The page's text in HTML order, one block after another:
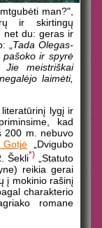
man?",
ir skirtingų
net du: geras ir
Tada Olegas-
pašoko ir spyrė
Jie meistriškai
laimėti,
lygį ir
kad
200 m. nebuvo
„Dvigubo
Šekli*)
„Statuto
reikia gerai
į mokinio rašinį
charakterio
romane